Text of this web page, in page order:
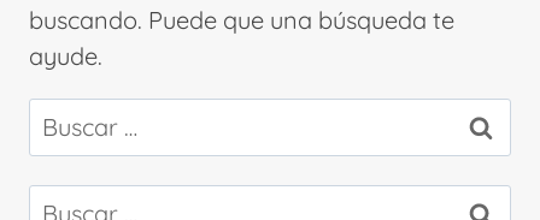
buscando. Puede que una búsqueda te
ayude.
Buscar:
Buscar: